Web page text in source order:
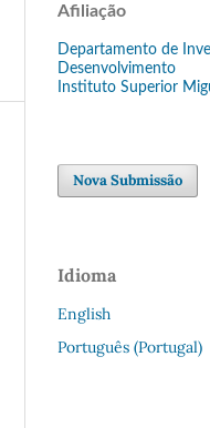
Afiliação
Departamento de
Desenvolvimento
Instituto Superior
Nova Submissão
Idioma
English
Português (Portugal)